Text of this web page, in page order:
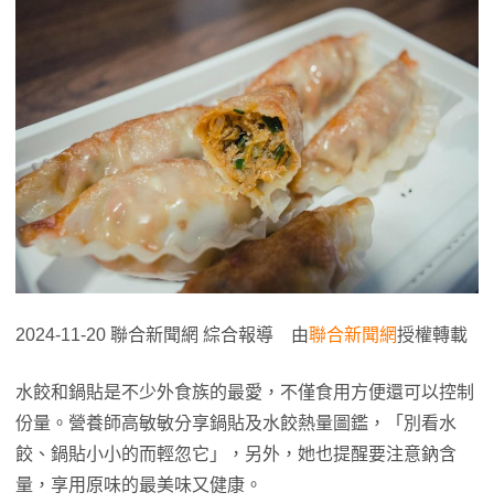
2024-11-20 聯合新聞網 綜合報導 由聯合新聞網授權轉載
水餃和鍋貼是不少外食族的最愛，不僅食用方便還可以控制
份量。營養師高敏敏分享鍋貼及水餃熱量圖鑑，「別看水
餃、鍋貼小小的而輕忽它」，另外，她也提醒要注意鈉含
量，享用原味的最美味又健康。